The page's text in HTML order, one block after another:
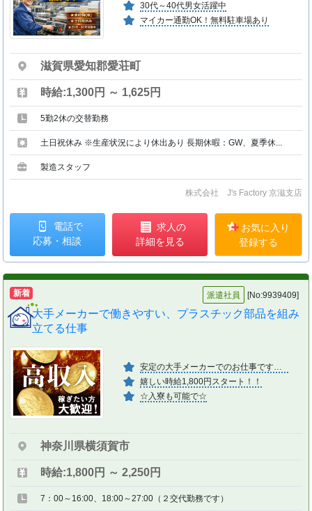
30代～40代男女活躍中
マイカー通勤OK！無料駐車場あり
滋賀県愛知郡愛荘町
時給:1,300円 ～ 1,625円
5勤2休の交替勤務
土日祝休み ※生産状況により休出あり 長期休暇：GW、夏季休...
製造スタッフ
株式会社 J's Factory 京滋支店
電話で
応募・相談
求人の
詳細を見る
お気に入り
登録する
新着 派遣社員 [No:9939409]
大手メーカーで働きやすい、プラスチック部品を組み
立てる仕事
安定の大手メーカーでのお仕事です！！
嬉しい時給1,800円スタート！！
☆入寮も可能で☆
神奈川県横須賀市
時給:1,800円 ～ 2,250円
7：00～16:00、18:00～27:00（２交代勤務です）